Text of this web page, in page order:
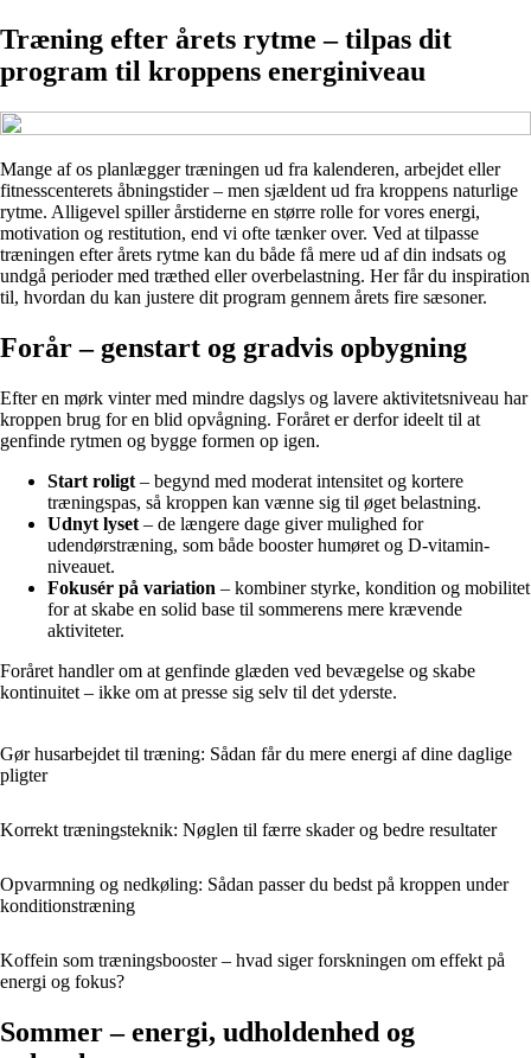
Træning efter årets rytme – tilpas dit
program til kroppens energiniveau
Mange af os planlægger træningen ud fra kalenderen, arbejdet eller
fitnesscenterets åbningstider – men sjældent ud fra kroppens naturlige
rytme. Alligevel spiller årstiderne en større rolle for vores energi,
motivation og restitution, end vi ofte tænker over. Ved at tilpasse
træningen efter årets rytme kan du både få mere ud af din indsats og
undgå perioder med træthed eller overbelastning. Her får du inspiration
til, hvordan du kan justere dit program gennem årets fire sæsoner.
Forår – genstart og gradvis opbygning
Efter en mørk vinter med mindre dagslys og lavere aktivitetsniveau har
kroppen brug for en blid opvågning. Foråret er derfor ideelt til at
genfinde rytmen og bygge formen op igen.
Start roligt – begynd med moderat intensitet og kortere
træningspas, så kroppen kan vænne sig til øget belastning.
Udnyt lyset – de længere dage giver mulighed for
udendørstræning, som både booster humøret og D-vitamin-
niveauet.
Fokusér på variation – kombiner styrke, kondition og mobilitet
for at skabe en solid base til sommerens mere krævende
aktiviteter.
Foråret handler om at genfinde glæden ved bevægelse og skabe
kontinuitet – ikke om at presse sig selv til det yderste.
Gør husarbejdet til træning: Sådan får du mere energi af dine daglige
pligter
Korrekt træningsteknik: Nøglen til færre skader og bedre resultater
Opvarmning og nedkøling: Sådan passer du bedst på kroppen under
konditionstræning
Koffein som træningsbooster – hvad siger forskningen om effekt på
energi og fokus?
Sommer – energi, udholdenhed og